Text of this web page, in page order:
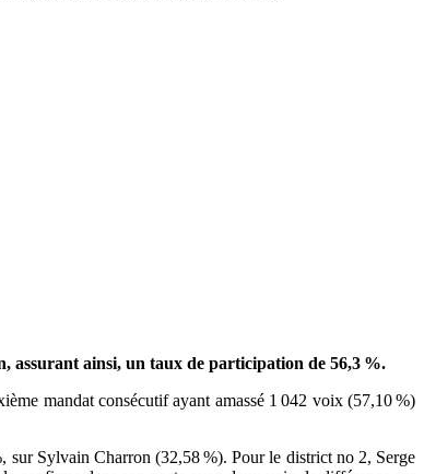
assurant ainsi, un taux de participation de 56,3 %.
mandat consécutif ayant amassé 1 042 voix (57,10 %)
sur Sylvain Charron (32,58 %). Pour le district no 2, Serge